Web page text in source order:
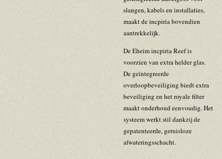
slangen, kabels en installaties,
maakt de incpiria bovendien
aantrekkelijk.
De Eheim incpiria Reef is
voorzien van extra helder glas.
De geïntegreerde
overloopbeveiliging biedt extra
beveiliging en het royale filter
maakt onderhoud eenvoudig. Het
systeem werkt stil dankzij de
gepatenteerde, geruisloze
afwateringsschacht.